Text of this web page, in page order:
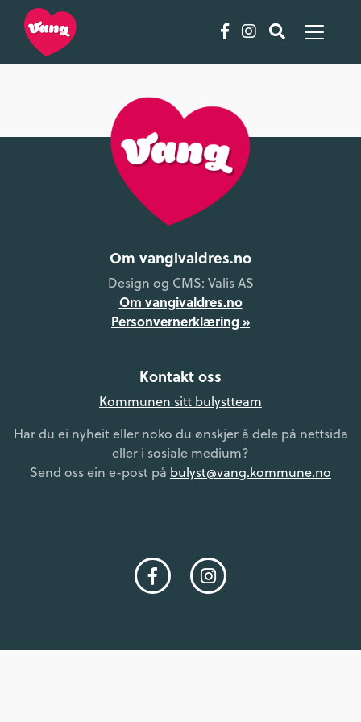
Om vangivaldres.no
Design og CMS: Valis AS
Om vangivaldres.no
Personvernerklæring »
Kontakt oss
Kommunen sitt bulystteam
Har du ei nyheit eller noko du ønskjer å dele på nettsida
eller i sosiale medium?
Send oss ein e-post på bulyst@vang.kommune.no